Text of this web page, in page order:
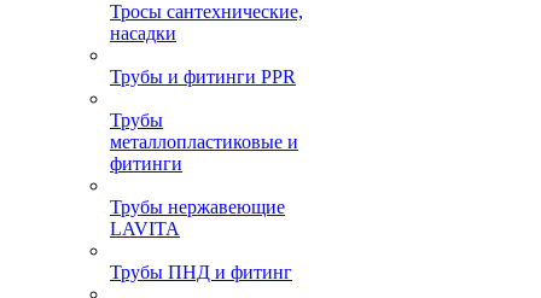
Тросы сантехнические,
насадки
Трубы и фитинги PPR
Трубы
металлопластиковые и
фитинги
Трубы нержавеющие
LAVITA
Трубы ПНД и фитинг